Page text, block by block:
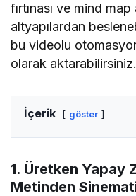
fırtınası ve mind
altyapılardan
bu videolu
olarak aktarabilirsiniz.
İçerik göster
1. Üretken Yapay
Metinden